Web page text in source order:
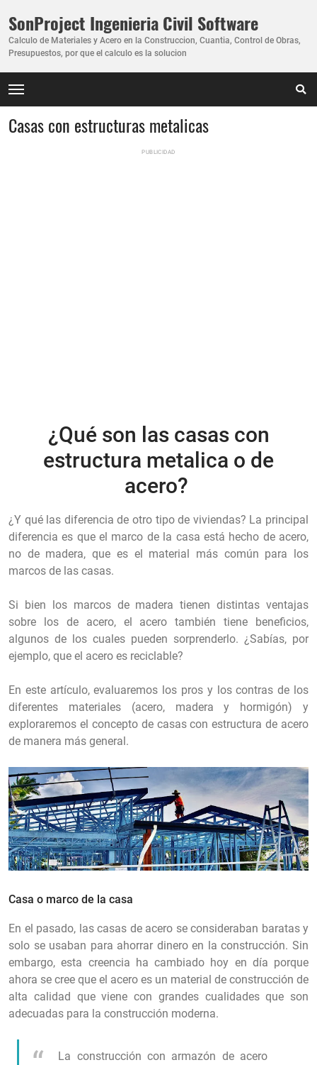
SonProject Ingenieria Civil Software
Calculo de Materiales y Acero en la Construccion, Cuantia, Control de Obras,
Presupuestos, por que el calculo es la solucion
Casas con estructuras metalicas
¿Qué son las casas con
estructura metalica o de
acero?
¿Y qué las diferencia de otro tipo de viviendas? La principal
diferencia es que el marco de la casa está hecho de acero,
no de madera, que es el material más común para los
marcos de las casas.
Si bien los marcos de madera tienen distintas ventajas
sobre los de acero, el acero también tiene beneficios,
algunos de los cuales pueden sorprenderlo. ¿Sabías, por
ejemplo, que el acero es reciclable?
En este artículo, evaluaremos los pros y los contras de los
diferentes materiales (acero, madera y hormigón) y
exploraremos el concepto de casas con estructura de acero
de manera más general.
Casa o marco de la casa
En el pasado, las casas de acero se consideraban baratas y
solo se usaban para ahorrar dinero en la construcción. Sin
embargo, esta creencia ha cambiado hoy en día porque
ahora se cree que el acero es un material de construcción de
alta calidad que viene con grandes cualidades que son
adecuadas para la construcción moderna.
La construcción con armazón de acero